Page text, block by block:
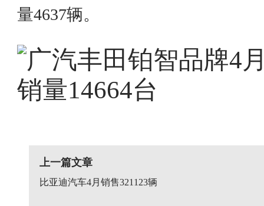
量4637辆。
上一篇文章
比亚迪汽车4月销售321123辆